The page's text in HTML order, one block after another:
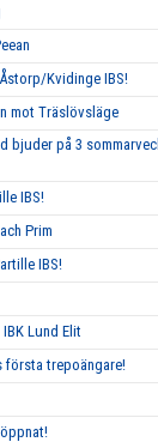
Kvidinge IBS!
mot Träslövsläge
bjuder på 3
IBS!
Prim
IBS!
Lund Elit
första trepoängare!